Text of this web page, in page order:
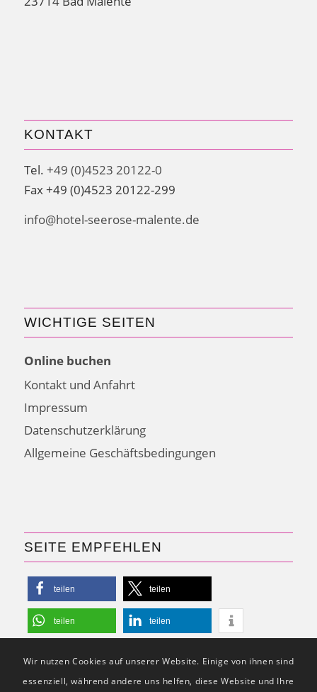
KONTAKT
Tel. +49 (0)4523 20122-0
Fax +49 (0)4523 20122-299
info@hotel-seerose-malente.de
WICHTIGE SEITEN
Online buchen
Kontakt und Anfahrt
Impressum
Datenschutzerklärung
Allgemeine Geschäftsbedingungen
SEITE EMPFEHLEN
teilen teilen
teilen teilen
Wir nutzen Cookies auf unserer Website. Einige von ihnen sind
essenziell, während andere uns helfen, diese Website und Ihre